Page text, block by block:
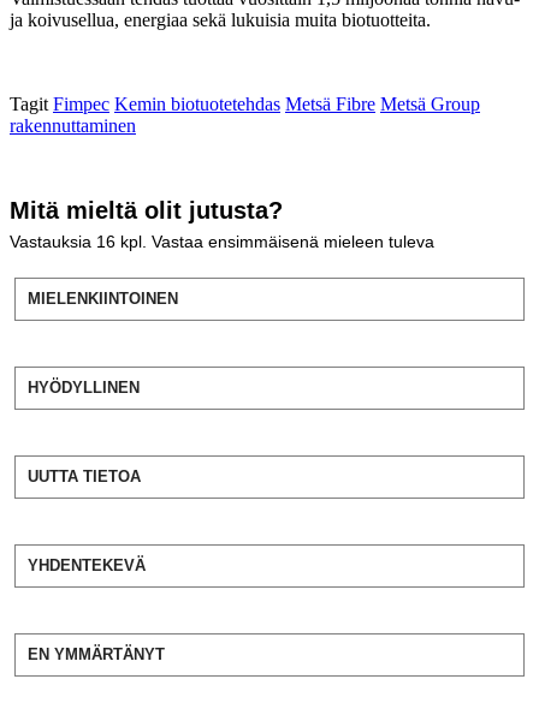
ja koivusellua, energiaa sekä lukuisia muita biotuotteita.
Tagit Fimpec Kemin biotuotetehdas Metsä Fibre Metsä Group
rakennuttaminen
Mitä mieltä olit jutusta?
Vastauksia 16 kpl. Vastaa ensimmäisenä mieleen tuleva
MIELENKIINTOINEN
HYÖDYLLINEN
UUTTA TIETOA
YHDENTEKEVÄ
EN YMMÄRTÄNYT